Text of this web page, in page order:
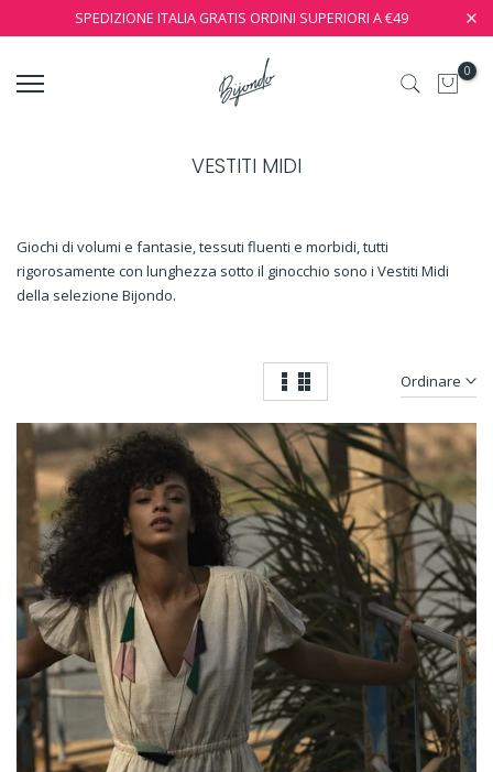
SPEDIZIONE ITALIA GRATIS ORDINI SUPERIORI A €49
0
VESTITI MIDI
Giochi di volumi e fantasie, tessuti fluenti e morbidi, tutti
rigorosamente con lunghezza sotto il ginocchio sono i Vestiti Midi
della selezione Bijondo.
Ordinare